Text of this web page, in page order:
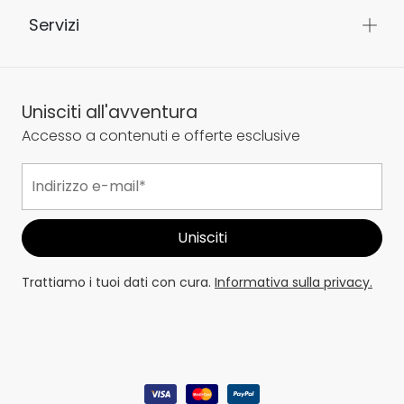
Servizi
Unisciti all'avventura
Accesso a contenuti e offerte esclusive
Trattiamo i tuoi dati con cura. Informativa sulla privacy.